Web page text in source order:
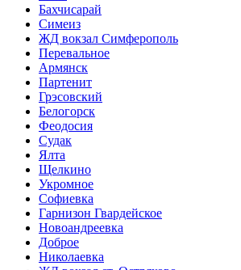
Бахчисарай
Симеиз
ЖД вокзал Симферополь
Перевальное
Армянск
Партенит
Грэсовский
Белогорск
Феодосия
Судак
Ялта
Щелкино
Укромное
Софиевка
Гарнизон Гвардейское
Новоандреевка
Доброе
Николаевка